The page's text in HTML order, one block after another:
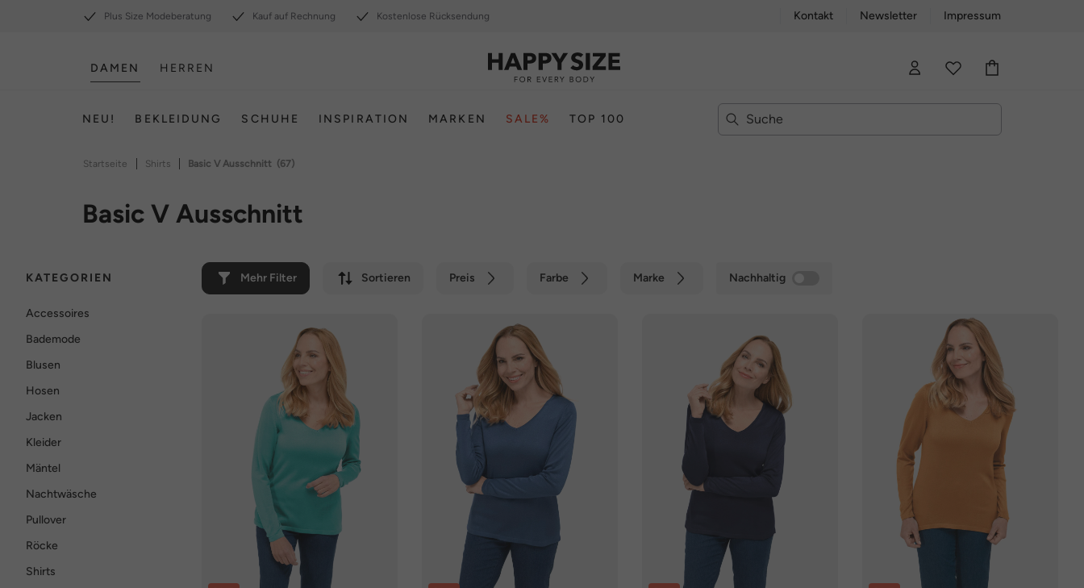
Plus Size Modeberatung Kauf auf Rechnung Kostenlose Rücksendung Kontakt Newsletter Impressum
DAMEN HERREN
NEU! BEKLEIDUNG SCHUHE INSPIRATION MARKEN SALE% TOP 100
Startseite | Shirts | Basic V Ausschnitt (67)
Basic V Ausschnitt
KATEGORIEN Mehr Filter Sortieren Preis Farbe Marke Nachhaltig
Accessoires
Bademode
Blusen
Hosen
Jacken
Kleider
Mäntel
Nachtwäsche
Pullover
Röcke
Shirts